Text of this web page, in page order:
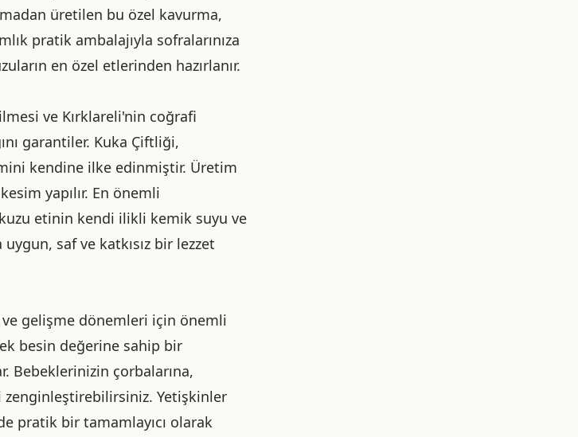
üretilen bu özel kavurma,
pratik ambalajıyla sofralarınıza
en özel etlerinden hazırlanır.
ve Kırklareli'nin coğrafi
garantiler. Kuka Çiftliği,
kendine ilke edinmiştir. Üretim
yapılır. En önemli
etinin kendi ilikli kemik suyu ve
saf ve katkısız bir lezzet
gelişme dönemleri için önemli
besin değerine sahip bir
Bebeklerinizin çorbalarına,
Yetişkinler
pratik bir tamamlayıcı olarak